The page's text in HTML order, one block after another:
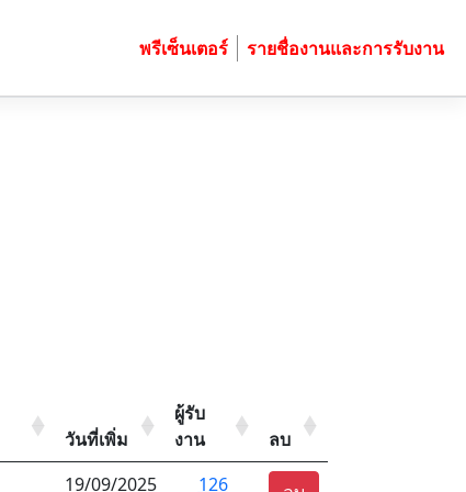
พรีเซ็นเตอร์ รายชื่องานและการรับงาน
วันที่เพิ่ม
ผู้รับ
งาน
ลบ
19/09/2025 126